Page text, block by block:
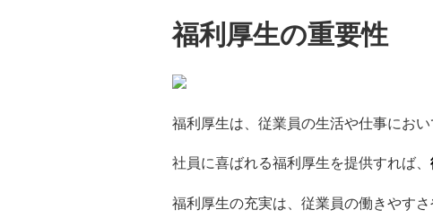
福利厚生の重要性
福利厚生は、従業員の生活や仕事におい
社員に喜ばれる福利厚生を提供すれば、
福利厚生の充実は、従業員の働きやす